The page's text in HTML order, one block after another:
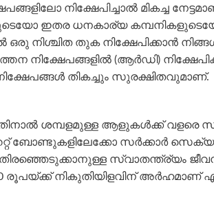
നിക്ഷേപിച്ചാല്‍ മികച്ച
ഇതര ധനകാര്യ കമ്പനികളുടെയോ
ഒരു നിശ്ചിത തുക നിക്ഷേപിക്കാന്‍
നിക്ഷേപങ്ങളില്‍ (ആര്‍ഡി)
തികച്ചും സുരക്ഷിതവുമാണ്.
ശമ്പളമുള്ള ആളുകള്‍ക്ക് വളരെ
ബോണ്ടുകളിലേക്കോ സര്‍ക്കാര്‍
തിരഞ്ഞെടുക്കാനുള്ള സ്വാതന്ത്ര്യം
രൂപയ്ക്ക് നികുതിയിളവിന് അര്‍ഹമാണ്